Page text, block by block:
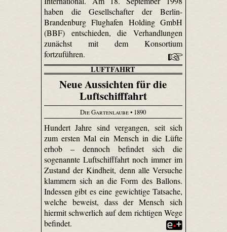
haben die Gesellschafter der Berlin-
Brandenburg Flughafen Holding GmbH
(BBF) entschieden, die Verhandlungen
zunächst mit dem Konsortium
fortzuführen.
LUFTFAHRT
Neue Aussichten für die
Luftschifffahrt
Die Gartenlaube• 1890
Hundert Jahre sind vergangen, seit sich
zum ersten Mal ein Mensch in die Lüfte
erhob – dennoch befindet sich die
sogenannte Luftschifffahrt noch immer im
Zustand der Kindheit, denn alle Versuche
klammern sich an die Form des Ballons.
Indessen gibt es eine gewichtige Tatsache,
welche beweist, dass der Mensch sich
hiermit schwerlich auf dem richtigen Wege
befindet.